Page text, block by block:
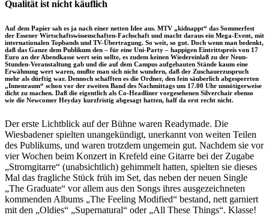
Qualität ist nicht käuflich
Auf dem Papier sah es ja nach einer netten Idee aus. MTV „kidnappt“ das Sommerfest
der Essener Wirtschaftswissenschaften-Fachschaft und macht daraus ein Mega-Event, mit
internationalen Topbands und TV-Übertragung. So weit, so gut. Doch wenn man bedenkt,
daß das Ganze dem Publikum den – für eine Uni-Party – happigen Eintrittspreis von 17
Euro an der Abendkasse wert sein sollte, es zudem keinen Wiedereinlaß zu der Neun-
Stunden-Veranstaltung gab und die auf dem Campus aufgebauten Stände kaum eine
Erwähnung wert waren, mußte man sich nicht wundern, daß der Zuschauerzuspruch
mehr als dürftig war. Dennoch schafften es die Ordner, den fein säuberlich abgesperrten
„Innenraum“ schon vor der zweiten Band des Nachmittags um 17.00 Uhr unnötigerweise
dicht zu machen. Daß die eigentlich als Co-Headliner vorgesehenen Silverchair ebenso
wie die Newcomer Heyday kurzfristig abgesagt hatten, half da erst recht nicht.
Der erste Lichtblick auf der Bühne waren Readymade. Die
Wiesbadener spielten unangekündigt, unerkannt von weiten Teilen
des Publikums, und waren trotzdem ungemein gut. Nachdem sie vor
vier Wochen beim Konzert in Krefeld eine Gitarre bei der Zugabe
„Stromgitarre“ (unabsichtlich) gehimmelt hatten, spielten sie dieses
Mal das fragliche Stück früh im Set, das neben der neuen Single
„The Graduate“ vor allem aus den Songs ihres ausgezeichneten
kommenden Albums „The Feeling Modified“ bestand, nett garniert
mit den „Oldies“ „Supernatural“ oder „All These Things“. Klasse!